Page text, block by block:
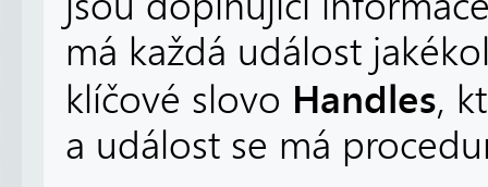
má každá událost
klíčové slovo Handles,
a událost se má